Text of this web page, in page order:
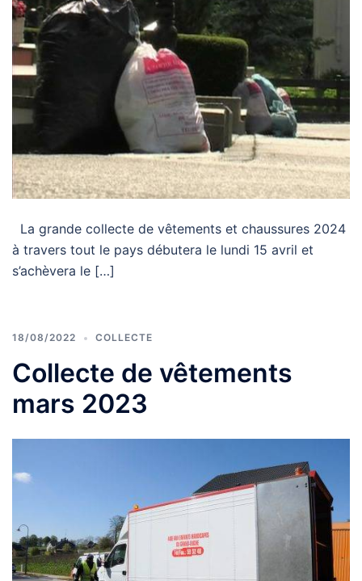
La grande collecte de vêtements et chaussures 2024
à travers tout le pays débutera le lundi 15 avril et
s’achèvera le […]
18/08/2022 COLLECTE
Collecte de vêtements
mars 2023